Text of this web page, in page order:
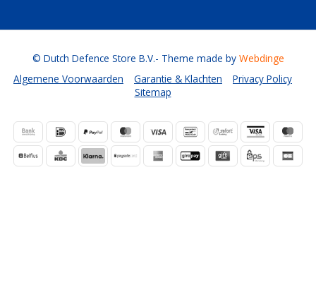
Algemene Voorwaarden Garantie & Klachten
Privacy Policy
Sitemap
© Dutch Defence Store B.V.- Theme made by Webdinge